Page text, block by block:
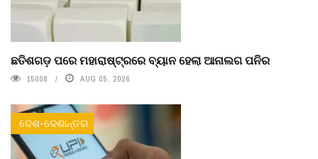
ଛତିଶଗଡ଼ ପରେ ମହାରାଷ୍ଟ୍ରରେ ବ୍ୟାନ ହେଲା ଆନାଲଗ ପନିର
15008 AUG 05, 2026
ଦେଶ-ଦେଶାନ୍ତର